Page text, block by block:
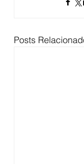
Posts